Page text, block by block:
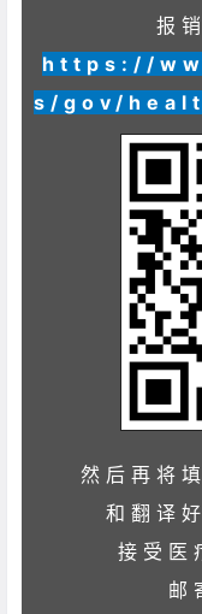
报
https://
s/gov/
然后再将
和翻译
接受医
邮